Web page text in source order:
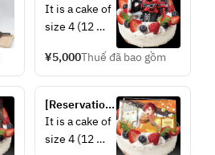
only] Hero
print cake
Infinity]
It is a cake of
size 4 (12
2-4 people).
Recommende
d not only for
birthdays,
but also for
¥5,000Thuế đã bao gồm
[Reservation-
only] Ride
Men’s
It is a cake of
size 4 (12